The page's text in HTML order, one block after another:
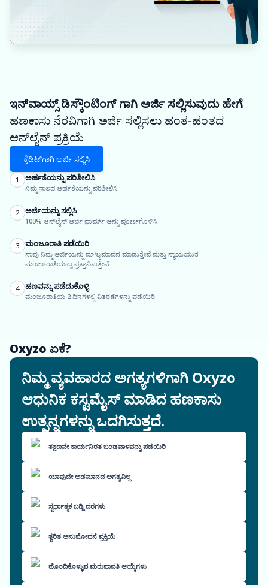
ಇನ್‌ವಾಯ್ಸ್ ಡಿಸ್ಕೌಂಟಿಂಗ್ ಗಾಗಿ ಅರ್ಜಿ ಸಲ್ಲಿಸುವುದು ಹೇಗೆ
ಹಣಕಾಸು ನೆರವಿಗಾಗಿ ಅರ್ಜಿ ಸಲ್ಲಿಸಲು ಹಂತ-ಹಂತದ
ಆನ್‌ಲೈನ್ ಪ್ರಕ್ರಿಯೆ
ಕ್ರೆಡಿಟ್‌ಗಾಗಿ ಅರ್ಜಿ ಸಲ್ಲಿಸಿ
1 ಅರ್ಹತೆಯನ್ನು ಪರಿಶೀಲಿಸಿ
ನಿಮ್ಮ ಸಾಲದ ಅರ್ಹತೆಯನ್ನು ಪರಿಶೀಲಿಸಿ
2 ಅರ್ಜಿಯನ್ನು ಸಲ್ಲಿಸಿ
100% ಆನ್‌ಲೈನ್ ಅರ್ಜಿ ಫಾರ್ಮ್ ಅನ್ನು ಪೂರ್ಣಗೊಳಿಸಿ
3 ಮಂಜೂರಾತಿ ಪಡೆಯಿರಿ
ನಾವು ನಿಮ್ಮ ಅರ್ಜಿಯನ್ನು ಮೌಲ್ಯಮಾಪನ ಮಾಡುತ್ತೇವೆ ಮತ್ತು ನ್ಯಾಯಯುತ
ಮಂಜೂರಾತಿಯನ್ನು ಪ್ರಸ್ತಾಪಿಸುತ್ತೇವೆ
4 ಹಣವನ್ನು ಪಡೆದುಕೊಳ್ಳಿ
ಮಂಜೂರಾತಿಯ 2 ದಿನಗಳಲ್ಲಿ ವಿತರಣೆಗಳನ್ನು ಪಡೆಯಿರಿ
Oxyzo ಏಕೆ?
ನಿಮ್ಮ ವ್ಯವಹಾರದ ಅಗತ್ಯಗಳಿಗಾಗಿ Oxyzo
ಆಧುನಿಕ ಕಸ್ಟಮೈಸ್ ಮಾಡಿದ ಹಣಕಾಸು
ಉತ್ಪನ್ನಗಳನ್ನು ಒದಗಿಸುತ್ತದೆ.
ತಕ್ಷಣವೇ ಕಾರ್ಯನಿರತ ಬಂಡವಾಳವನ್ನು ಪಡೆಯಿರಿ
ಯಾವುದೇ ಅಡಮಾನದ ಅಗತ್ಯವಿಲ್ಲ
ಸ್ಪರ್ಧಾತ್ಮಕ ಬಡ್ಡಿ ದರಗಳು
ತ್ವರಿತ ಅನುಮೋದನೆ ಪ್ರಕ್ರಿಯೆ
ಹೊಂದಿಕೊಳ್ಳುವ ಮರುಪಾವತಿ ಆಯ್ಕೆಗಳು